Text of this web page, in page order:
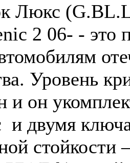
Люкс
2 06- - это
Уровень
и он
и двумя
стойкости